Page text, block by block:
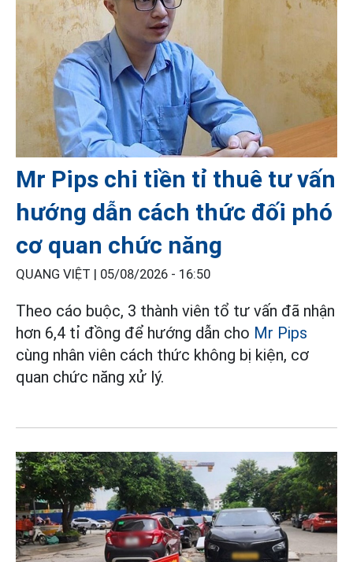
Mr Pips chi tiền tỉ thuê tư vấn
hướng dẫn cách thức đối phó
cơ quan chức năng
QUANG VIỆT | 05/08/2026 - 16:50
Theo cáo buộc, 3 thành viên tổ tư vấn đã nhận
hơn 6,4 tỉ đồng để hướng dẫn cho Mr Pips
cùng nhân viên cách thức không bị kiện, cơ
quan chức năng xử lý.